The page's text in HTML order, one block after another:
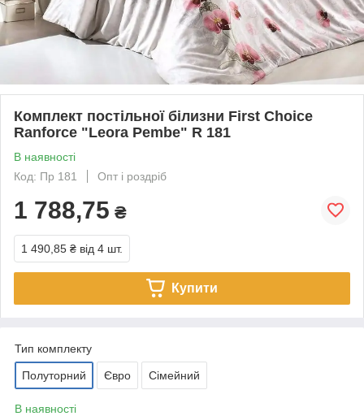
Комплект постільної білизни First Choice
Ranforce "Leora Pembe" R 181
В наявності
Код: Пр 181
Опт і роздріб
1 788,75 ₴
1 490,85 ₴ від 4 шт.
Купити
Тип комплекту
Полуторний Євро Сімейний
В наявності